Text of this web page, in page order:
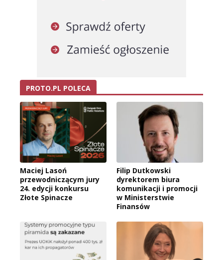
PROTO.PL POLECA
Maciej Lasoń
przewodniczącym jury
24. edycji konkursu
Złote Spinacze
Filip Dutkowski
dyrektorem biura
komunikacji i promocji
w Ministerstwie
Finansów